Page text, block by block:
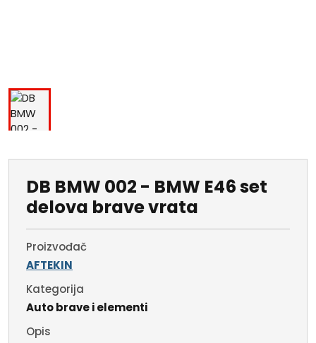
DB BMW 002 - BMW E46 set
delova brave vrata
Proizvođač
AFTEKIN
Kategorija
Auto brave i elementi
Opis